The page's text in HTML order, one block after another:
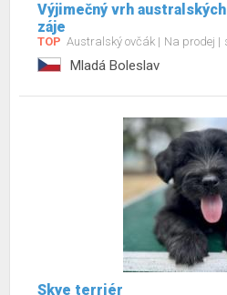
Výjimečný vrh
záje
TOP Australský ovčák Na prodej
Mladá Boleslav
Skye terriér